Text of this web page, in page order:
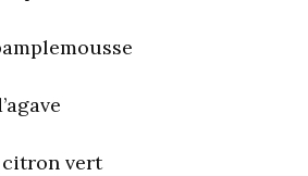
citron vert